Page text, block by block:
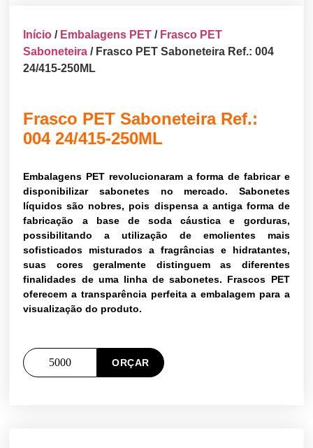
Início / Embalagens PET / Frasco PET
Saboneteira / Frasco PET Saboneteira Ref.: 004
24/415-250ML
Frasco PET Saboneteira Ref.:
004 24/415-250ML
Embalagens PET revolucionaram a forma de fabricar e
disponibilizar sabonetes no mercado. Sabonetes
líquidos são nobres, pois dispensa a antiga forma de
fabricação a base de soda cáustica e gorduras,
possibilitando a utilização de emolientes mais
sofisticados misturados a fragrâncias e hidratantes,
suas cores geralmente distinguem as diferentes
finalidades de uma linha de sabonetes. Frascos PET
oferecem a transparência perfeita a embalagem para a
visualização do produto.
ORÇAR